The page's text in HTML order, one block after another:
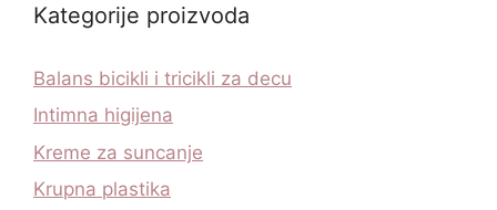
Kategorije proizvoda
Balans bicikli i tricikli za decu
Intimna higijena
Kreme za suncanje
Krupna plastika